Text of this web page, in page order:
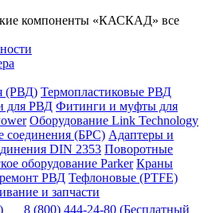
компоненты «КАСКАД» все
(РВД) Термопластиковые РВД
для РВД Фитинги и муфты для
Оборудование Link Technology
соединения (БРС) Адаптеры и
DIN 2353 Поворотные
оборудование Parker Краны
РВД Тефлоновые (PTFE)
и запчасти
8 (800) 444-24-80 (Бесплатный